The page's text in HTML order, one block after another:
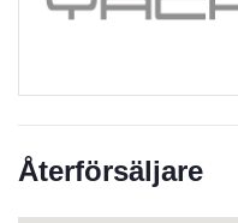
Återförsäljare